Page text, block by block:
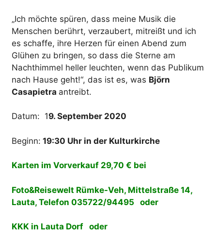
„Ich möchte spüren, dass meine Musik die
Menschen berührt, verzaubert, mitreißt und ich
es schaffe, ihre Herzen für einen Abend zum
Glühen zu bringen, so dass die Sterne am
Nachthimmel heller leuchten, wenn das Publikum
nach Hause geht!“, das ist es, was Björn
Casapietra antreibt.
Datum: 19. September 2020
Beginn: 19:30 Uhr in der Kulturkirche
Karten im Vorverkauf 29,70 € bei
Foto&Reisewelt Rümke-Veh, Mittelstraße 14,
Lauta, Telefon 035722/94495 oder
KKK in Lauta Dorf oder